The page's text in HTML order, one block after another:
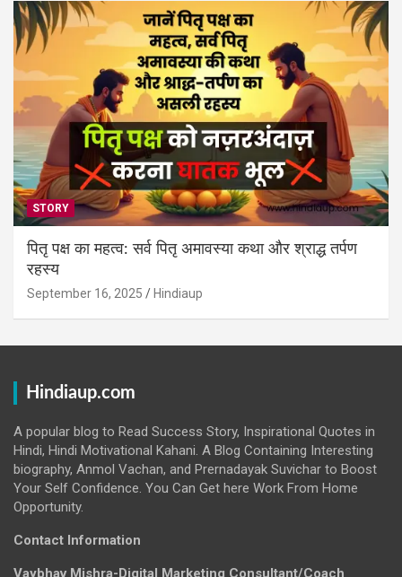
STORY
पितृ पक्ष का महत्व: सर्व पितृ अमावस्या कथा और श्राद्ध तर्पण
रहस्य
September 16, 2025 Hindiaup
Hindiaup.com
A popular blog to Read Success Story, Inspirational Quotes in
Hindi, Hindi Motivational Kahani. A Blog Containing Interesting
biography, Anmol Vachan, and Prernadayak Suvichar to Boost
Your Self Confidence. You Can Get here Work From Home
Opportunity.
Contact Information
Vaybhav Mishra-Digital Marketing Consultant/Coach